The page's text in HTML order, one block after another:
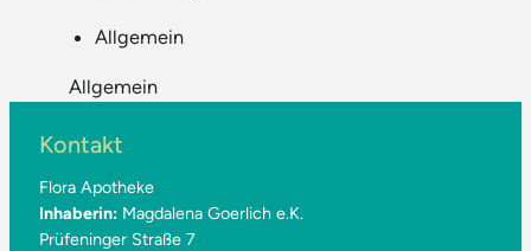
Allgemein
Allgemein
Kontakt
Flora Apotheke
Inhaberin: Magdalena Goerlich e.K.
Prüfeninger Straße 7